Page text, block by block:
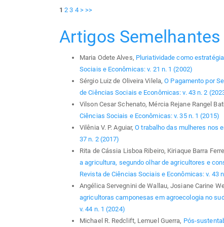
1 2 3 4 > >>
Artigos Semelhantes
Maria Odete Alves, Pluriatividade como
Sociais e Econômicas: v. 21 n. 1 (2002)
Sérgio Luiz de Oliveira Vilela,O Pagamento por
de Ciências Sociais e Econômicas: v. 43 n. 2
Vilson Cesar Schenato, Mércia Rejane Rangel
Ciências Sociais e Econômicas: v. 35 n. 1 (2015)
Vilênia V. P. Aguiar,O trabalho das mulheres nos
37 n. 2 (2017)
Rita de Cássia Lisboa Ribeiro, Kiriaque Barra
a agricultura, segundo olhar de agricultores e
Revista de Ciências Sociais e Econômicas: v. 43
Angélica Servegnini de Wallau, Josiane Carine
agricultoras camponesas em agroecologia no
v. 44 n. 1 (2024)
Michael R. Redclift, Lemuel Guerra, Pós-